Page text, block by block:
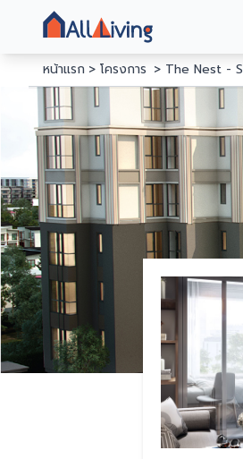
หน้าแรก โครงการ The Nest -